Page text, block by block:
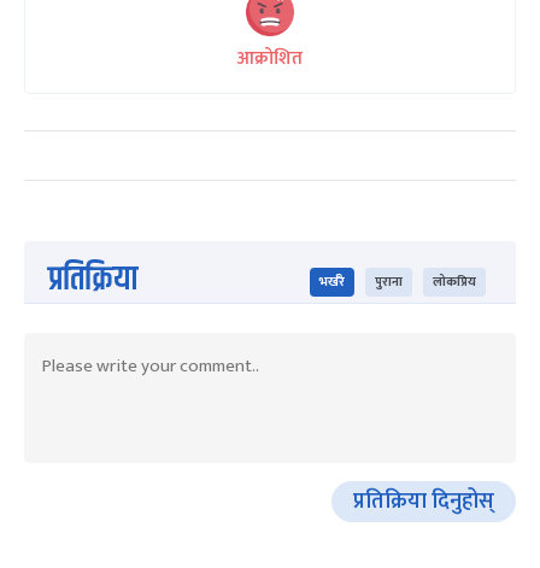
आक्रोशित
प्रतिक्रिया भर्खरै पुराना लोकप्रिय
प्रतिक्रिया दिनुहोस्